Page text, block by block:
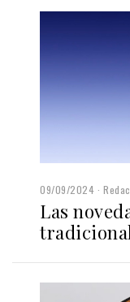
09/09/2024
Las